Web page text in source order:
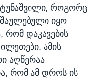
როგორც
იყო
რომ დაკავების
ამის
აღწერაა
რომ ამ დროს ის